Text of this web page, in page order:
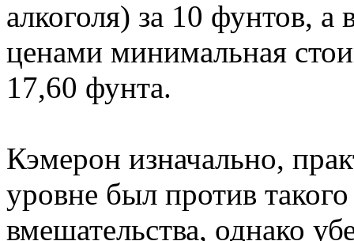
алкоголя) за 10 фунтов, а
ценами минимальная
17,60 фунта.
Кэмерон изначально,
уровне был против такого
вмешательства, однако